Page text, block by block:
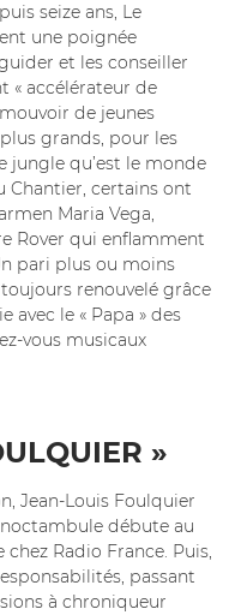
seize ans, Le
une poignée
et les conseiller
« accélérateur de
de jeunes
grands, pour les
jungle qu’est le monde
Chantier, certains ont
Maria Vega,
Rover qui enflamment
pari plus ou moins
toujours renouvelé grâce
avec le « Papa » des
vous musicaux
»
Jean-Louis Foulquier
débute au
Radio France. Puis,
passant
à chroniqueur